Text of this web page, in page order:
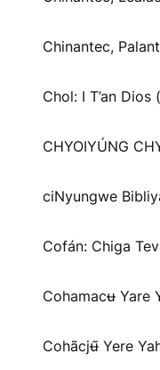
Chinantec,
Chol: I T’an Dios
CHYOIYÚNG
ciNyungwe
Cofán: Chiga
Cohamacʉ Yare
Cohãcjʉ̃ Yere